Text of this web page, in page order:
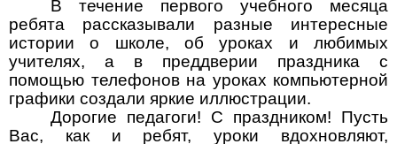
В течение первого учебного месяца
ребята рассказывали разные интересные
истории о школе, об уроках и любимых
учителях, а в преддверии праздника с
помощью телефонов на уроках компьютерной
графики создали яркие иллюстрации.
Дорогие педагоги! С праздником! Пусть
Вас, как и ребят, уроки вдохновляют,